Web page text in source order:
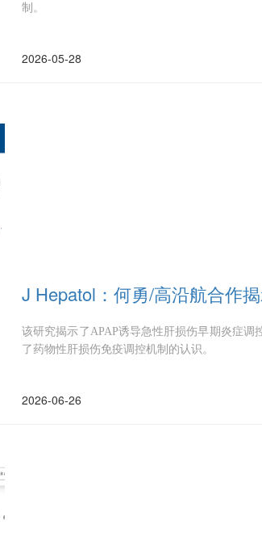
制。
2026-05-28
J Hepatol：何勇/高沿航合作
该研究揭示了APAP诱导急性肝损伤早期炎症
了药物性肝损伤免疫调控机制的认识。
2026-06-26